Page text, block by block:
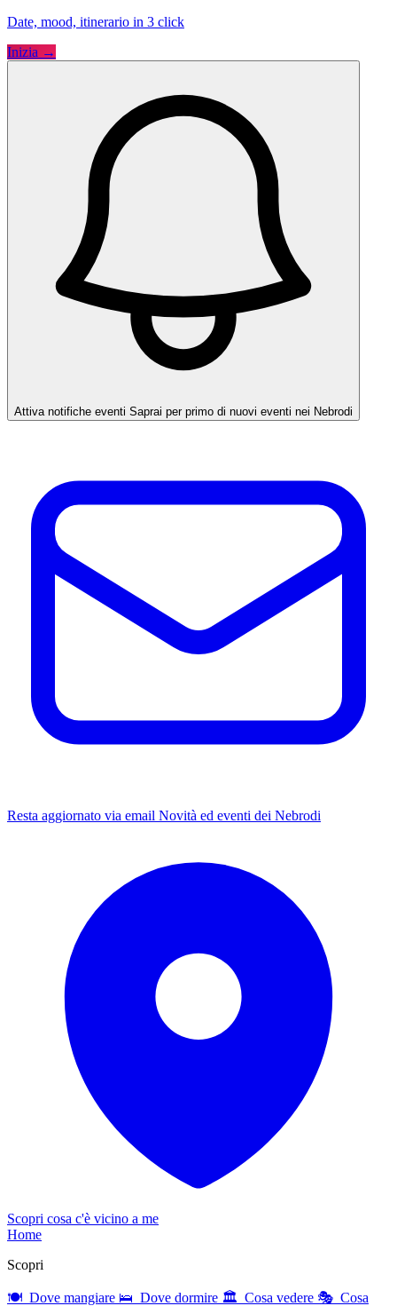
Date, mood, itinerario in 3 click
Inizia →
Attiva notifiche eventi Saprai per primo di nuovi eventi nei Nebrodi
Resta aggiornato via email Novità ed eventi dei Nebrodi
Scopri cosa c'è vicino a me
Home
Scopri
🍽 Dove mangiare 🛌 Dove dormire 🏛 Cosa vedere 🎭 Cosa